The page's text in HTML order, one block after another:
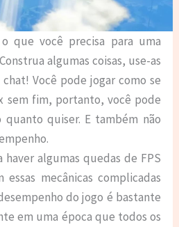
que você precisa para uma
algumas coisas, use-as
Você pode jogar como se
sem fim, portanto, você pode
quiser. E também não
haver algumas quedas de FPS
mecânicas complicadas
do jogo é bastante
em uma época que todos os